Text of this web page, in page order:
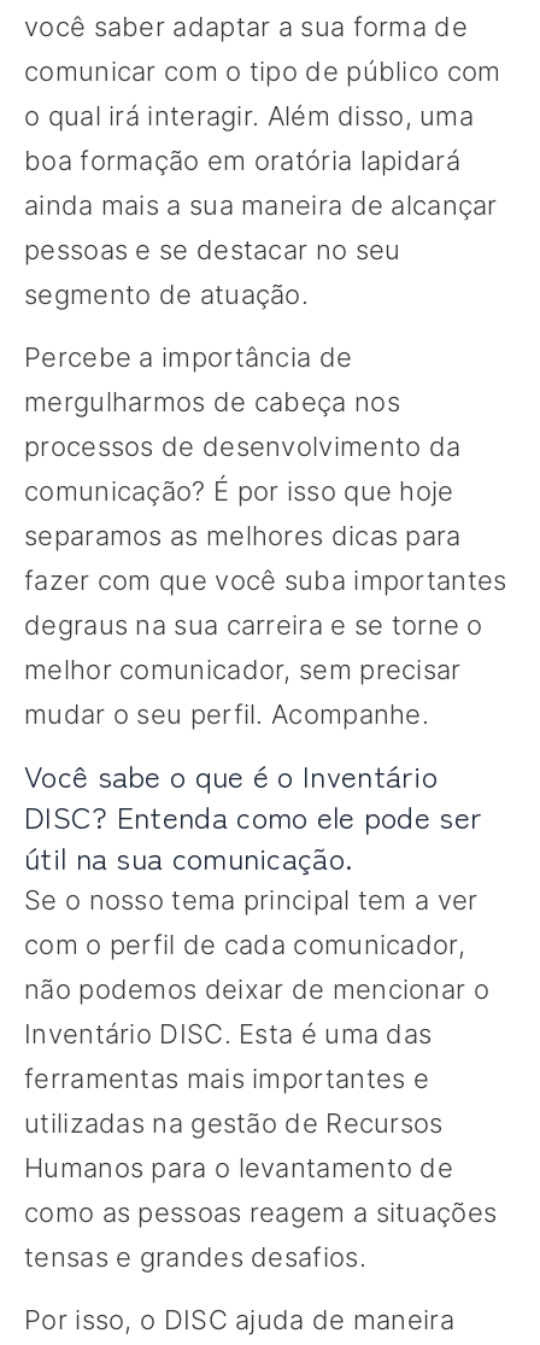
você saber adaptar a sua forma de
comunicar com o tipo de público com
o qual irá interagir. Além disso, uma
boa formação em oratória lapidará
ainda mais a sua maneira de alcançar
pessoas e se destacar no seu
segmento de atuação.
Percebe a importância de
mergulharmos de cabeça nos
processos de desenvolvimento da
comunicação? É por isso que hoje
separamos as melhores dicas para
fazer com que você suba importantes
degraus na sua carreira e se torne o
melhor comunicador, sem precisar
mudar o seu perfil. Acompanhe.
Você sabe o que é o Inventário
DISC? Entenda como ele pode ser
útil na sua comunicação.
Se o nosso tema principal tem a ver
com o perfil de cada comunicador,
não podemos deixar de mencionar o
Inventário DISC. Esta é uma das
ferramentas mais importantes e
utilizadas na gestão de Recursos
Humanos para o levantamento de
como as pessoas reagem a situações
tensas e grandes desafios.
Por isso, o DISC ajuda de maneira